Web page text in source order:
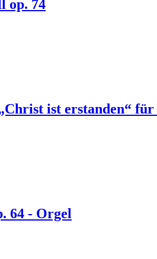
op. 74
ist erstanden“ für
64 - Orgel